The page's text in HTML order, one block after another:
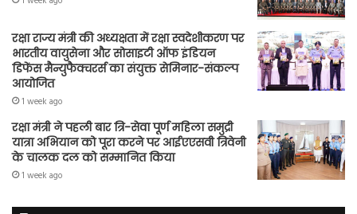
रक्षा राज्य मंत्री की अध्यक्षता में रक्षा स्वदेशीकरण पर
भारतीय वायुसेना और सोसाइटी ऑफ इंडियन
डिफेंस मैन्युफैक्चरर्स का संयुक्त सेमिनार-संकल्प
आयोजित
1 week ago
रक्षा मंत्री ने पहली बार त्रि-सेवा पूर्ण महिला समुद्री
यात्रा अभियान को पूरा करने पर आईएएसवी त्रिवेनी
के चालक दल को सम्मानित किया
1 week ago